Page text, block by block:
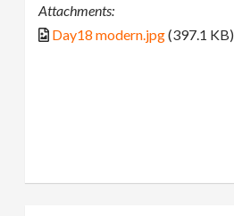
Attachments:
Day18 modern.jpg(397.1 KB)